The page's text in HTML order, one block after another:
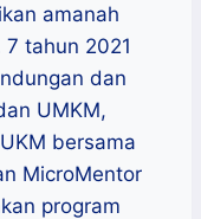
amanah
tahun 2021
dan
UMKM,
bersama
MicroMentor
program